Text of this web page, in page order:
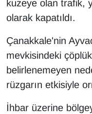
kuzeye olan trafik,
olarak kapatıldı.
Çanakkale'nin
mevkisindeki
belirlenemeyen
rüzgarın etkisiyle
İhbar üzerine